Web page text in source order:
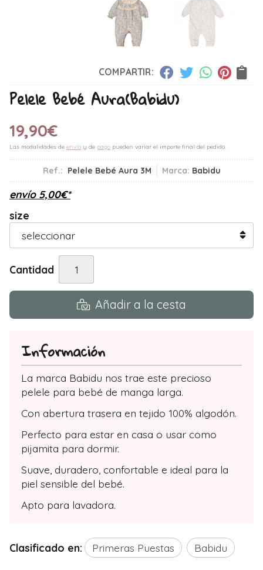
COMPARTIR:
Pelele Bebé Aura(Babidu)
19,90€
Las modalidades de envío y de pago pueden variar el importe final del pedido.
Ref.: Pelele Bebé Aura 3M Marca: Babidu
envío 5,00€*
size
Cantidad
Añadir a la cesta
Información
La marca Babidu nos trae este precioso
pelele para bebé de manga larga.
Con abertura trasera en tejido 100% algodón.
Perfecto para estar en casa o usar como
pijamita para dormir.
Suave, duradero, confortable e ideal para la
piel sensible del bebé.
Apto para lavadora.
Clasificado en: Primeras Puestas Babidu